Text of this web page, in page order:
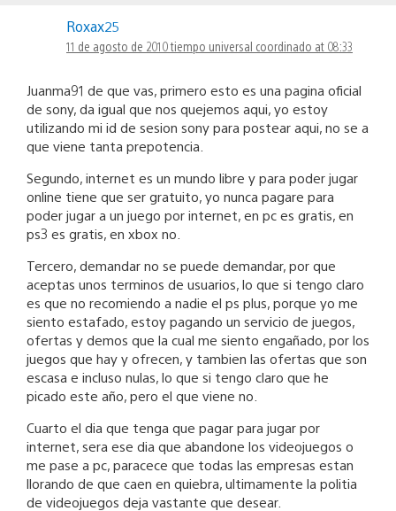
Roxax25
11 de agosto de 2010 tiempo universal coordinado at 08:33
Juanma91 de que vas, primero esto es una pagina oficial
de sony, da igual que nos quejemos aqui, yo estoy
utilizando mi id de sesion sony para postear aqui, no se a
que viene tanta prepotencia.
Segundo, internet es un mundo libre y para poder jugar
online tiene que ser gratuito, yo nunca pagare para
poder jugar a un juego por internet, en pc es gratis, en
ps3 es gratis, en xbox no.
Tercero, demandar no se puede demandar, por que
aceptas unos terminos de usuarios, lo que si tengo claro
es que no recomiendo a nadie el ps plus, porque yo me
siento estafado, estoy pagando un servicio de juegos,
ofertas y demos que la cual me siento engañado, por los
juegos que hay y ofrecen, y tambien las ofertas que son
escasa e incluso nulas, lo que si tengo claro que he
picado este año, pero el que viene no.
Cuarto el dia que tenga que pagar para jugar por
internet, sera ese dia que abandone los videojuegos o
me pase a pc, paracece que todas las empresas estan
llorando de que caen en quiebra, ultimamente la politia
de videojuegos deja vastante que desear.